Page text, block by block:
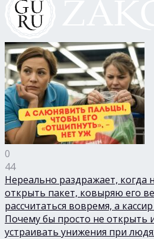
0
44
Нереально раздражает, когда
открыть пакет, ковыряю его
рассчитаться вовремя, а
Почему бы просто не открыть
устраивать унижения при